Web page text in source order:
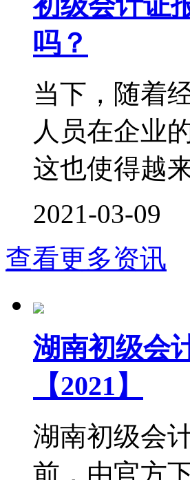
吗？
当下，随着
人员在企业
这也使得越
2021-03-09
查看更多资讯
湖南初级会
【2021】
湖南初级会
前，由官方